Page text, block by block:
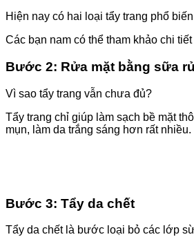
Hiện nay có hai loại tẩy trang phổ
Các bạn nam có thể tham khảo chi tiết
Bước 2: Rửa mặt bằng sữa
Vì sao tẩy trang vẫn chưa đủ?
Tẩy trang chỉ giúp làm sạch bề mặt
mụn, làm da trắng sáng hơn rất nhiều.
Bước 3: Tẩy da chết
Tẩy da chết là bước loại bỏ các lớp